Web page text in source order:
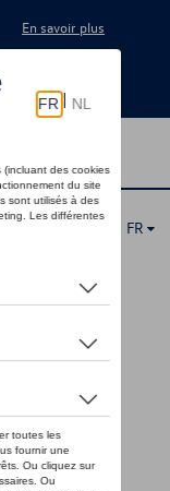
En savoir plus
FR
>Pulls
gris